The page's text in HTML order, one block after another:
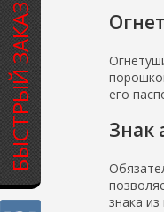
БЫСТРЫЙ ЗАКАЗ
его
Знак
знака